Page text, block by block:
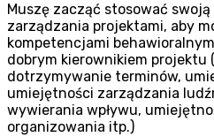
Muszę zacząć stosować
zarządzania projektami, aby
kompetencjami
dobrym kierownikiem projektu
dotrzymywanie terminów,
umiejętności zarządzania
wywierania wpływu,
organizowania itp.)